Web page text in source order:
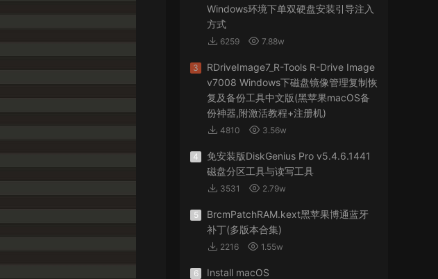
Windows环境下单双硬盘安装引导注入
方式
6259 7.88w
3
RDriveImage7_R-Tools R-Drive Image
v7008 Windows下磁盘镜像管理复制恢
复及备份工具中文版(黑苹果macOS备
份神器,附激活教程+注册机)
4810 3.56w
4
免安装版DiskGenius Pro v5.4.6.1441
磁盘分区工具与读写工具
3531 2.79w
5
BrcmPatchRAM.kext黑苹果博通蓝牙
补丁(多版本合集)
2216 1.55w
6
Install macOS